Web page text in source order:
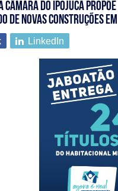
Câmara do Ipojuca
de novas construções
LinkedIn